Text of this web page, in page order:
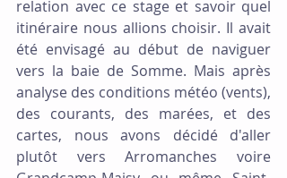
relation avec ce stage et savoir quel
itinéraire nous allions choisir. Il avait
été envisagé au début de naviguer
vers la baie de Somme. Mais après
analyse des conditions météo (vents),
des courants, des marées, et des
cartes, nous avons décidé d'aller
plutôt vers Arromanches voire